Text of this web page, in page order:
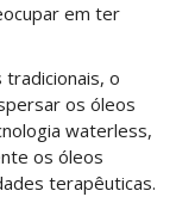
em ter
o
os óleos
waterless,
os óleos
terapêuticas.